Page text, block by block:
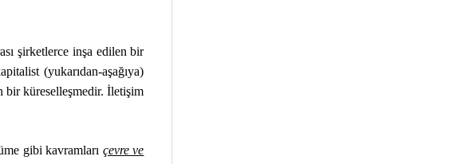
şirketlerce inşa edilen bir
(yukarıdan-aşağıya)
bir küreselleşmedir. İletişim
gibi kavramları çevre ve